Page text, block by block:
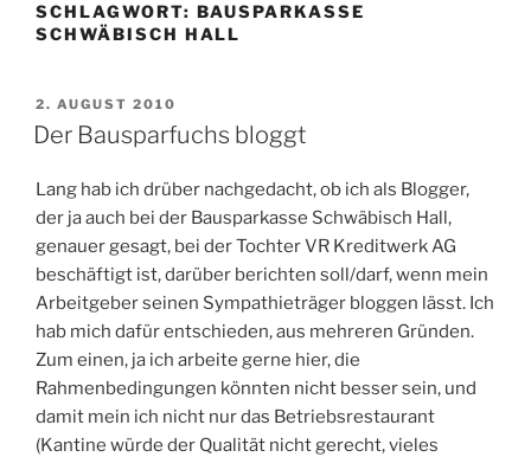
SCHLAGWORT: BAUSPARKASSE
SCHWÄBISCH HALL
VERÖFFENTLICHT
AM
2. AUGUST 2010
Der Bausparfuchs bloggt
Lang hab ich drüber nachgedacht, ob ich als Blogger,
der ja auch bei der Bausparkasse Schwäbisch Hall,
genauer gesagt, bei der Tochter VR Kreditwerk AG
beschäftigt ist, darüber berichten soll/darf, wenn mein
Arbeitgeber seinen Sympathieträger bloggen lässt. Ich
hab mich dafür entschieden, aus mehreren Gründen.
Zum einen, ja ich arbeite gerne hier, die
Rahmenbedingungen könnten nicht besser sein, und
damit mein ich nicht nur das Betriebsrestaurant
(Kantine würde der Qualität nicht gerecht, vieles